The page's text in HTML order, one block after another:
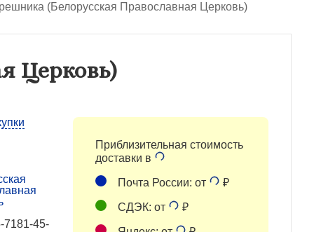
(Белорусская Православная Церковь)
Церковь)
7181-45-
Приблизительная стоимость
доставки в
Почта России: от ₽
СДЭК: от ₽